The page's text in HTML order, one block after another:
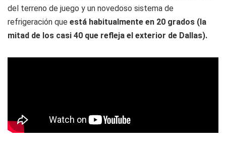
del terreno de juego y un novedoso sistema de
refrigeración que está habitualmente en 20 grados (la
mitad de los casi 40 que refleja el exterior de Dallas).